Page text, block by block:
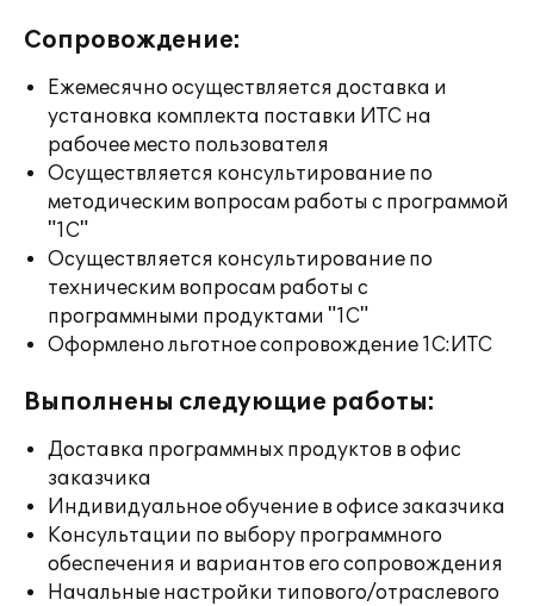
Сопровождение:
Ежемесячно осуществляется доставка и
установка комплекта поставки ИТС на
рабочее место пользователя
Осуществляется консультирование по
методическим вопросам работы с программой
"1С"
Осуществляется консультирование по
техническим вопросам работы с
программными продуктами "1С"
Оформлено льготное сопровождение 1С:ИТС
Выполнены следующие работы:
Доставка программных продуктов в офис
заказчика
Индивидуальное обучение в офисе заказчика
Консультации по выбору программного
обеспечения и вариантов его сопровождения
Начальные настройки типового/отраслевого